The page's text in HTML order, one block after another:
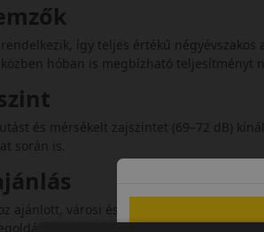
így teljes értékű
hóban is megbízható teljesítményt
és mérsékelt zajszintet (69–72 dB)
során is.
ajánlott, városi és országúti
keresnek.